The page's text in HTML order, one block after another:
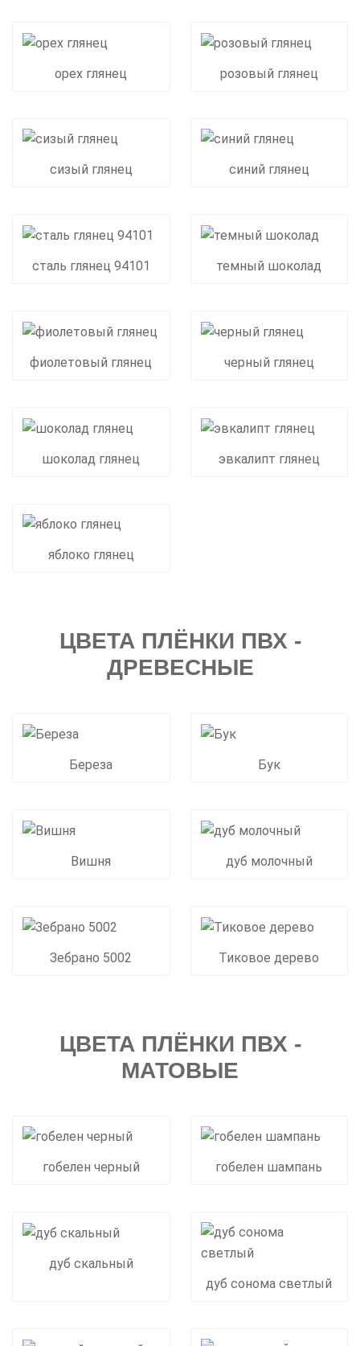
орех глянец розовый глянец
сизый глянец синий глянец
сталь глянец 94101 темный шоколад
фиолетовый глянец черный глянец
шоколад глянец эвкалипт глянец
яблоко глянец
ЦВЕТА ПЛЁНКИ ПВХ -
ДРЕВЕСНЫЕ
Береза Бук
Вишня дуб молочный
Зебрано 5002 Тиковое дерево
ЦВЕТА ПЛЁНКИ ПВХ -
МАТОВЫЕ
гобелен черный гобелен шампань
дуб скальный
дуб сонома светлый